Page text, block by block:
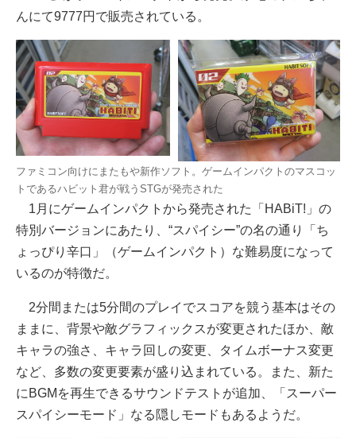
んにて9777円で販売されている。
ファミコン向けにまたもや新作ソフト。ゲームインパクトのマスコッ
トであるハビット君が戦うSTGが発売された
1月にゲームインパクトから発売された 「HABiT!」 の
特別バージョンにあたり、“スパイシー”の名の通り「ち
ょっぴり辛口」（ゲームインパクト）な難易度になって
いるのが特徴だ。
2分間または5分間のプレイでスコアを競う基本はその
ままに、背景や敵グラフィックスが変更されたほか、敵
キャラの強さ、キャラ回しの変更、タイムボーナス変更
など、多数の変更要素が盛り込まれている。また、新た
にBGMを再生できるサウンドテストが追加、「スーパー
スパイシーモード」なる隠しモードもあるようだ。